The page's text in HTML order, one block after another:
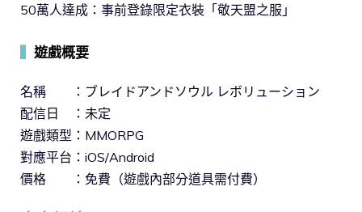
50萬人達成：事前登錄限定衣裝「敬天盟之服」
遊戲概要
名稱 ：ブレイドアンドソウル レボリューション
配信日 ：未定
遊戲類型：MMORPG
對應平台：iOS/Android
價格 ：免費（遊戲內部分道具需付費）